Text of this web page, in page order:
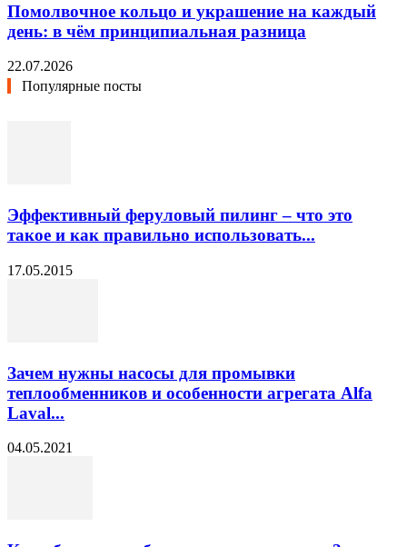
Помолвочное кольцо и украшение на каждый
день: в чём принципиальная разница
22.07.2026
Популярные посты
Эффективный феруловый пилинг – что это
такое и как правильно использовать...
17.05.2015
Зачем нужны насосы для промывки
теплообменников и особенности агрегата Alfa
Laval...
04.05.2021